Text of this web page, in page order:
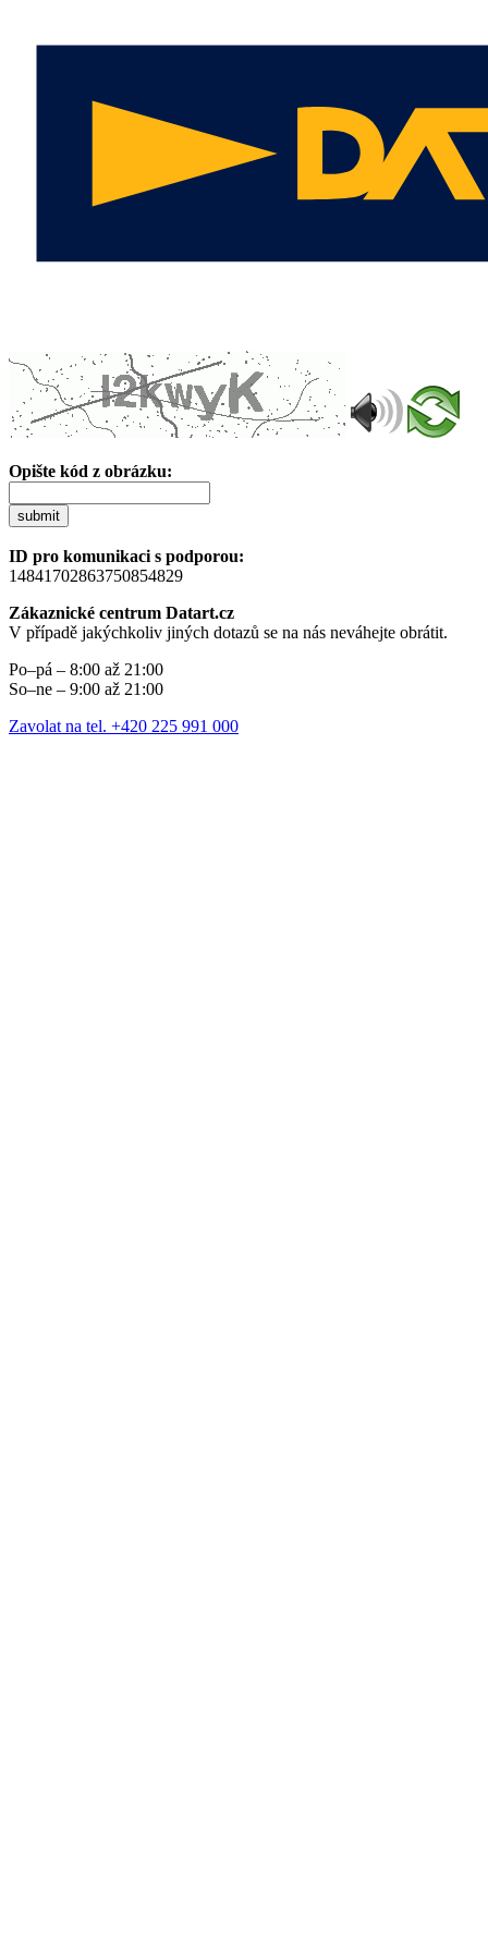
Opište kód z obrázku:
submit
ID pro komunikaci s podporou:
14841702863750854829
Zákaznické centrum Datart.cz
V případě jakýchkoliv jiných dotazů se na nás neváhejte obrátit.
Po–pá – 8:00 až 21:00
So–ne – 9:00 až 21:00
Zavolat na tel. +420 225 991 000